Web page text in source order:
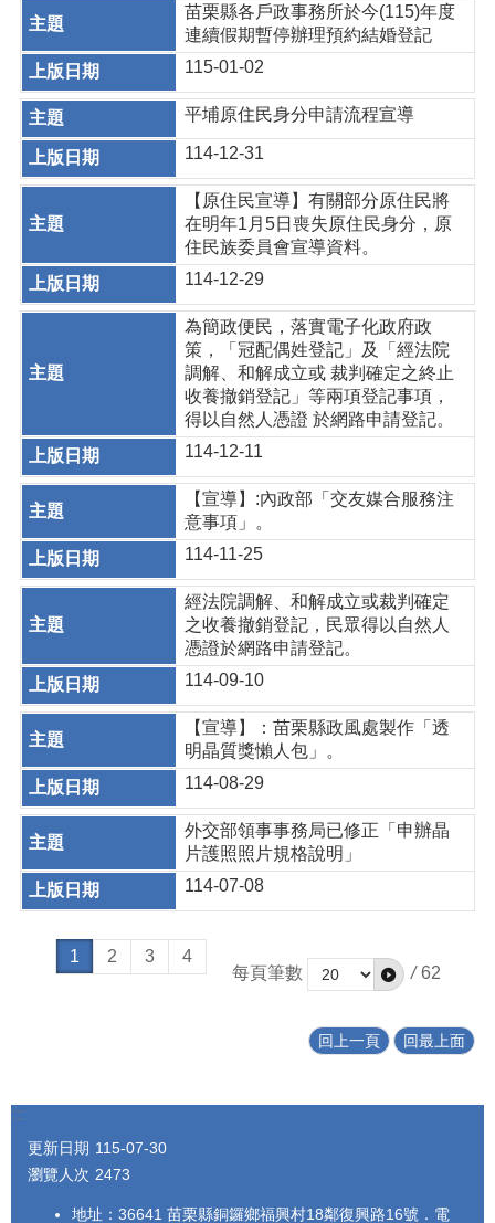
苗栗縣各戶政事務所於今(115)年度
連續假期暫停辦理預約結婚登記
115-01-02
平埔原住民身分申請流程宣導
114-12-31
【原住民宣導】有關部分原住民將
在明年1月5日喪失原住民身分，原
住民族委員會宣導資料。
114-12-29
為簡政便民，落實電子化政府政
策，「冠配偶姓登記」及「經法院
調解、和解成立或 裁判確定之終止
收養撤銷登記」等兩項登記事項，
得以自然人憑證 於網路申請登記。
114-12-11
【宣導】:內政部「交友媒合服務注
意事項」。
114-11-25
經法院調解、和解成立或裁判確定
之收養撤銷登記，民眾得以自然人
憑證於網路申請登記。
114-09-10
【宣導】：苗栗縣政風處製作「透
明晶質獎懶人包」。
114-08-29
外交部領事事務局已修正「申辦晶
片護照照片規格說明」
114-07-08
1 2 3
4
每頁筆數
/ 62
回上一頁 回最上面
:::
更新日期 115-07-30
瀏覽人次 2473
地址：36641 苗栗縣銅鑼鄉福興村18鄰復興路16號．電